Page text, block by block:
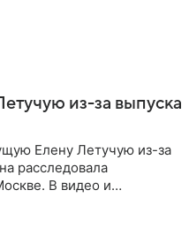
из-за выпуска
Елену Летучую из-за
расследовала
В видео и